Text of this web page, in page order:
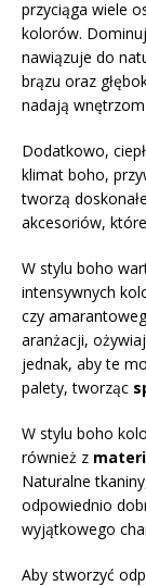
przyciąga wiele
kolorów.
nawiązuje do
brązu oraz
nadają
Dodatkowo,
klimat boho,
tworzą
akcesoriów,
W stylu boho
intensywnych
czy
aranżacji,
jednak, aby te
palety, tworząc
W stylu boho
również z
Naturalne
odpowiednio
wyjątkowego
Aby stworzyć